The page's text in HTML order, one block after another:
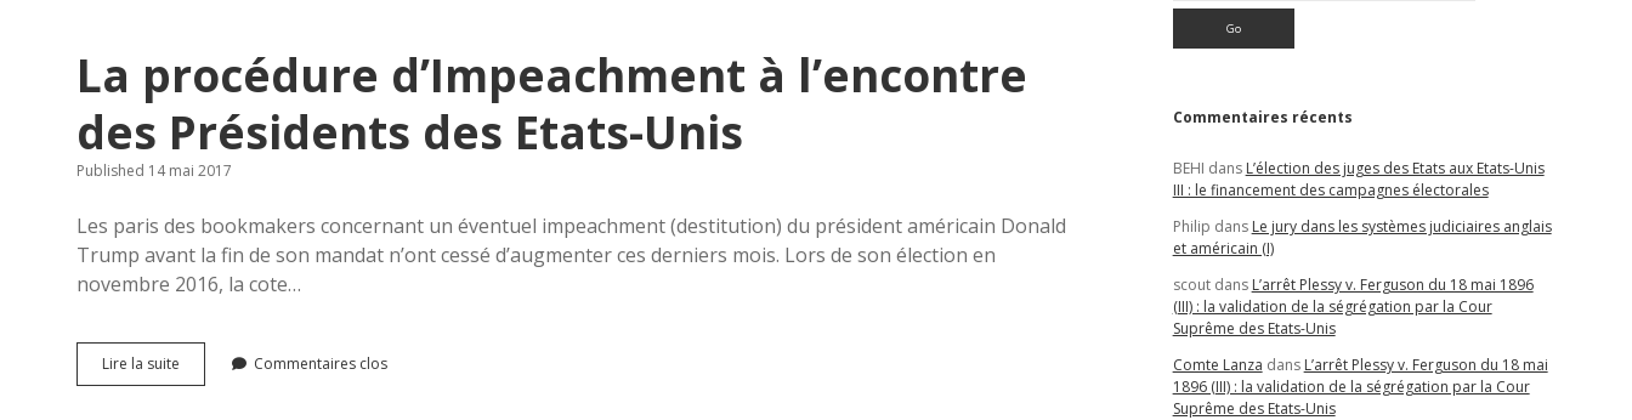
La procédure d’Impeachment à l’encontre
des Présidents des Etats-Unis
Published 14 mai 2017
Les paris des bookmakers concernant un éventuel impeachment (destitution) du président américain Donald
Trump avant la fin de son mandat n’ont cessé d’augmenter ces derniers mois. Lors de son élection en
novembre 2016, la cote…
Lire la suite
procédure
Commentaires clos
Commentaires récents
BEHI dans L’élection des juges des Etats aux Etats-Unis
III : le financement des campagnes électorales
Philip dans Le jury dans les systèmes judiciaires anglais
et américain (I)
scoutdans L’arrêt Plessy v. Ferguson du 18 mai 1896
(III) : la validation de la ségrégation par la Cour
Suprême des Etats-Unis
Comte Lanza dans L’arrêt Plessy v. Ferguson du 18 mai
1896 (III) : la validation de la ségrégation par la Cour
Suprême des Etats-Unis